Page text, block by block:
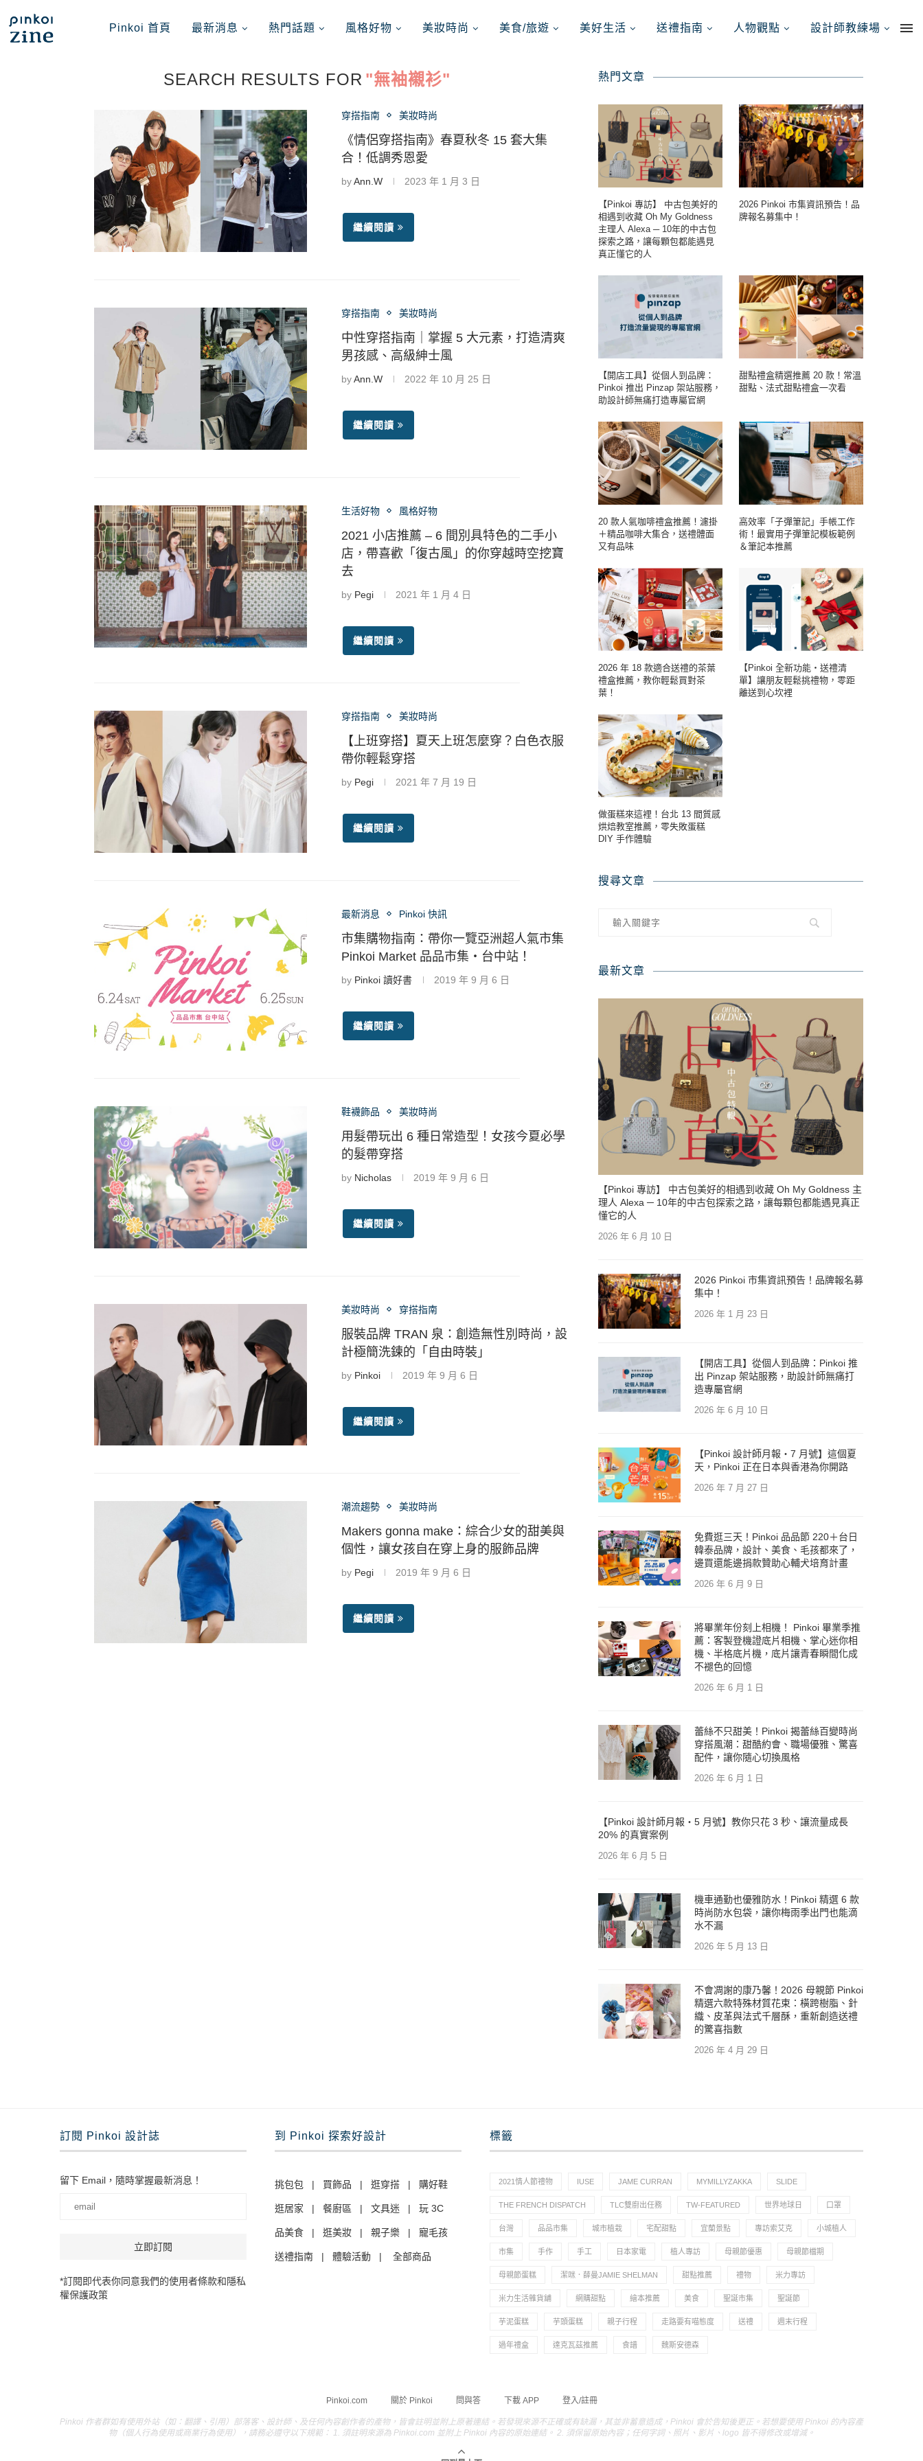
Pinkoi 首頁 最新消息 熱門話題 風格好物 美妝時尚 美食/旅遊 美好生活 送禮指南 人物觀點 設計師教練場
SEARCH RESULTS FOR "無袖襯衫"
穿搭指南 美妝時尚
《情侶穿搭指南》春夏秋冬 15 套大集
合！低調秀恩愛
byAnn.W 2023 年 1 月 3 日
繼續閱讀
穿搭指南 美妝時尚
中性穿搭指南｜掌握 5 大元素，打造清爽
男孩感、高級紳士風
byAnn.W 2022 年 10 月 25 日
繼續閱讀
生活好物 風格好物
2021 小店推薦 – 6 間別具特色的二手小
店，帶喜歡「復古風」的你穿越時空挖寶
去
by Pegi 2021 年 1 月 4 日
繼續閱讀
穿搭指南 美妝時尚
【上班穿搭】夏天上班怎麼穿？白色衣服
帶你輕鬆穿搭
by Pegi 2021 年 7 月 19 日
繼續閱讀
最新消息 Pinkoi 快訊
市集購物指南：帶你一覽亞洲超人氣市集
Pinkoi Market 品品市集・台中站！
by Pinkoi 讀好書 2019 年 9 月 6 日
繼續閱讀
鞋襪飾品 美妝時尚
用髮帶玩出 6 種日常造型！女孩今夏必學
的髮帶穿搭
by Nicholas 2019 年 9 月 6 日
繼續閱讀
美妝時尚 穿搭指南
服裝品牌 TRAN 泉：創造無性別時尚，設
計極簡洗鍊的「自由時裝」
by Pinkoi 2019 年 9 月 6 日
繼續閱讀
潮流趨勢 美妝時尚
Makers gonna make：綜合少女的甜美與
個性，讓女孩自在穿上身的服飾品牌
by Pegi 2019 年 9 月 6 日
繼續閱讀
熱門文章
【Pinkoi 專訪】 中古包美好的
相遇到收藏 Oh My Goldness
主理人 Alexa ─ 10年的中古包
探索之路，讓每顆包都能遇見
真正懂它的人
2026 Pinkoi 市集資訊預告！品
牌報名募集中！
【開店工具】從個人到品牌：
Pinkoi 推出 Pinzap 架站服務，
助設計師無痛打造專屬官網
甜點禮盒精選推薦 20 款！常溫
甜點、法式甜點禮盒一次看
20 款人氣咖啡禮盒推薦！濾掛
＋精品咖啡大集合，送禮體面
又有品味
高效率「子彈筆記」手帳工作
術！最實用子彈筆記模板範例
＆筆記本推薦
2026 年 18 款適合送禮的茶葉
禮盒推薦，教你輕鬆買對茶
葉！
【Pinkoi 全新功能・送禮清
單】讓朋友輕鬆挑禮物，零距
離送到心坎裡
做蛋糕來這裡！台北 13 間質感
烘焙教室推薦，零失敗蛋糕
DIY 手作體驗
搜尋文章
最新文章
【Pinkoi 專訪】 中古包美好的相遇到收藏 Oh My Goldness 主
理人 Alexa ─ 10年的中古包探索之路，讓每顆包都能遇見真正
懂它的人
2026 年 6 月 10 日
2026 Pinkoi 市集資訊預告！品牌報名募
集中！
2026 年 1 月 23 日
【開店工具】從個人到品牌：Pinkoi 推
出 Pinzap 架站服務，助設計師無痛打
造專屬官網
2026 年 6 月 10 日
【Pinkoi 設計師月報・7 月號】這個夏
天，Pinkoi 正在日本與香港為你開路
2026 年 7 月 27 日
免費逛三天！Pinkoi 品品節 220＋台日
韓泰品牌，設計、美食、毛孩都來了，
邊買還能邊捐款贊助心輔犬培育計畫
2026 年 6 月 9 日
將畢業年份刻上相機！ Pinkoi 畢業季推
薦：客製登機證底片相機、掌心迷你相
機、半格底片機，底片讓青春瞬間化成
不褪色的回憶
2026 年 6 月 1 日
蕾絲不只甜美！Pinkoi 揭蕾絲百變時尚
穿搭風潮：甜酷約會、職場優雅、驚喜
配件，讓你隨心切換風格
2026 年 6 月 1 日
【Pinkoi 設計師月報・5 月號】教你只花 3 秒、讓流量成長
20% 的真實案例
2026 年 6 月 5 日
機車通勤也優雅防水！Pinkoi 精選 6 款
時尚防水包袋，讓你梅雨季出門也能滴
水不漏
2026 年 5 月 13 日
不會凋謝的康乃馨！2026 母親節 Pinkoi
精選六款特殊材質花束：橫跨樹脂、針
織、皮革與法式千層酥，重新創造送禮
的驚喜指數
2026 年 4 月 29 日
訂閱 Pinkoi 設計誌
留下 Email，隨時掌握最新消息！
*訂閱即代表你同意我們的使用者條款和隱私
權保護政策
到 Pinkoi 探索好設計
挑包包| 買飾品 | 逛穿搭| 購好鞋
逛居家 | 餐廚區 | 文具迷| 玩 3C
品美食| 逛美妝| 親子樂| 寵毛孩
送禮指南| 體驗活動| 全部商品
標籤
2021情人節禮物 IUSE JAME CURRAN MYMILLYZAKKA SLIDE
THE FRENCH DISPATCH TLC雙廚出任務 TW-FEATURED 世界地球日 口罩
台灣 品品市集 城市植栽 宅配甜點 宜蘭景點 專訪索艾克 小城植人
市集 手作 手工 日本家電 植人專訪 母親節優惠 母親節檔期
母親節蛋糕 潔咪．薛曼JAMIE SHELMAN 甜點推薦 禮物 米力專訪
米力生活雜貨舖 網購甜點 繪本推薦 美食 聖誕市集 聖誕節
芋泥蛋糕 芋頭蛋糕 親子行程 走路要有喵態度 送禮 週末行程
過年禮盒 達克瓦茲推薦 食譜 魏斯安德森
Pinkoi.com 關於 Pinkoi 問與答 下載 APP 登入/註冊
Pinkoi 作者群如有使用外站（如：翻譯、引用）部落客、設計師、及任何內容創作者的產物，皆會註明並附上原著連結。若發現來源不正確或有缺漏，其並非蓄意造成，Pinkoi 會於告知後更正。若想要使用 Pinkoi 的內容產
物（個人行為使用或商業行為使用），請務必遵守以下規範： 1. 須註明來源為 Pinkoi.com 並附上 Pinkoi 內容的原始連結。 2. 須保留原始內容；任何字詞、照片、影片、logo 皆不得修改或增減。